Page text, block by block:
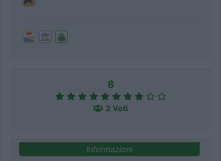
8
2 Voti
Informazioni